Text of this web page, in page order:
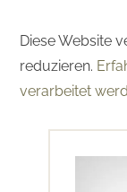
Diese Website
reduzieren.
verarbeitet